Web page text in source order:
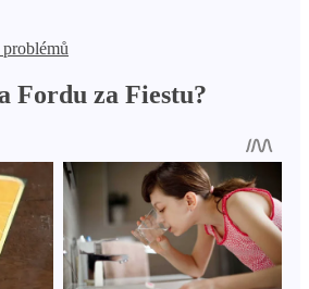
Fordu za Fiestu?